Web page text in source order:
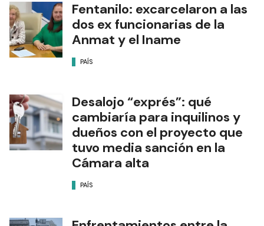
Fentanilo: excarcelaron a las
dos ex funcionarias de la
Anmat y el Iname
PAÍS
Desalojo “exprés”: qué
cambiaría para inquilinos y
dueños con el proyecto que
tuvo media sanción en la
Cámara alta
PAÍS